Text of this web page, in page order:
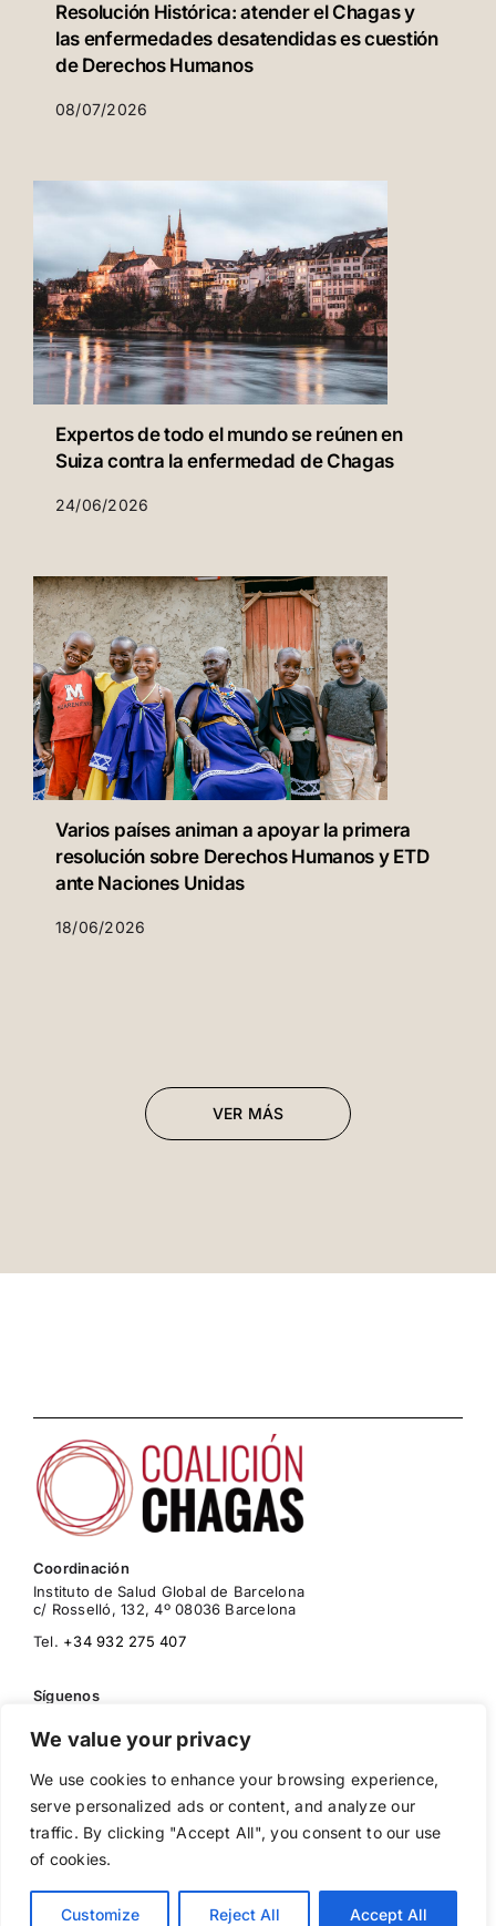
We value your privacy
We use cookies to enhance your browsing experience,
serve personalized ads or content, and analyze our
traffic. By clicking "Accept All", you consent to our use
of cookies.
Customize Reject All Accept All
Resolución Histórica: atender el Chagas y
las enfermedades desatendidas es cuestión
de Derechos Humanos
08/07/2026
Expertos de todo el mundo se reúnen en
Suiza contra la enfermedad de Chagas
24/06/2026
Varios países animan a apoyar la primera
resolución sobre Derechos Humanos y ETD
ante Naciones Unidas
18/06/2026
VER MÁS
Coordinación
Instituto de Salud Global de Barcelona
c/ Rosselló, 132, 4º 08036 Barcelona
Tel. +34 932 275 407
Síguenos
Política de Cookies
Política de Privacidad
Aviso Legal
Todos los derechos reservados.